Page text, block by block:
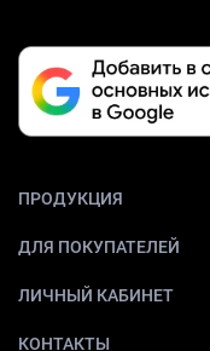
ПРОДУКЦИЯ
ДЛЯ ПОКУПАТЕЛЕЙ
ЛИЧНЫЙ КАБИНЕТ
КОНТАКТЫ